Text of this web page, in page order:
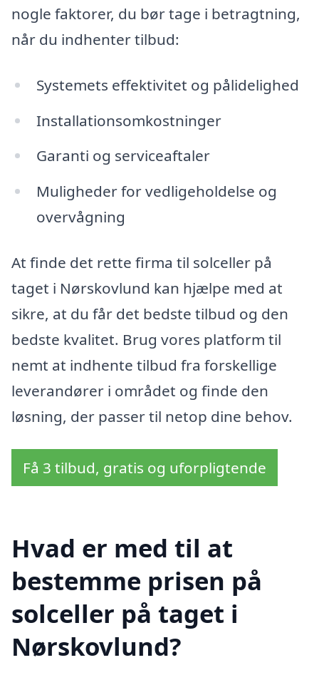
nogle faktorer, du bør tage i betragtning,
når du indhenter tilbud:
Systemets effektivitet og pålidelighed
Installationsomkostninger
Garanti og serviceaftaler
Muligheder for vedligeholdelse og
overvågning
At finde det rette firma til solceller på
taget i Nørskovlund kan hjælpe med at
sikre, at du får det bedste tilbud og den
bedste kvalitet. Brug vores platform til
nemt at indhente tilbud fra forskellige
leverandører i området og finde den
løsning, der passer til netop dine behov.
Få 3 tilbud, gratis og uforpligtende
Hvad er med til at
bestemme prisen på
solceller på taget i
Nørskovlund?